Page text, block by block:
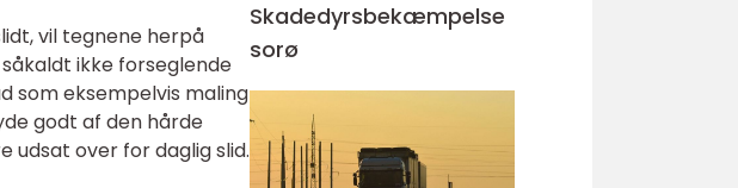
vil tegnene herpå
ikke forseglende
eksempelvis maling
godt af den hårde
udsat over for daglig slid.
Skadedyrsbekæmpelse
sorø